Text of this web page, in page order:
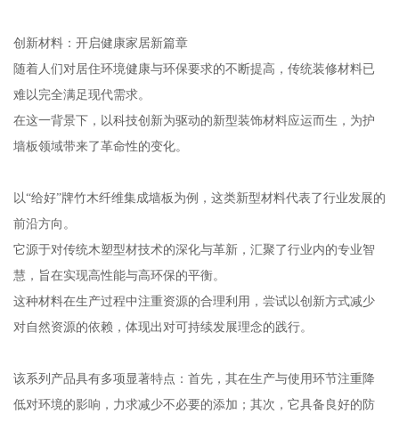
创新材料：开启健康家居新篇章
随着人们对居住环境健康与环保要求的不断提高，传统装修材料已
难以完全满足现代需求。
在这一背景下，以科技创新为驱动的新型装饰材料应运而生，为护
墙板领域带来了革命性的变化。
以“给好”牌竹木纤维集成墙板为例，这类新型材料代表了行业发展的
前沿方向。
它源于对传统木塑型材技术的深化与革新，汇聚了行业内的专业智
慧，旨在实现高性能与高环保的平衡。
这种材料在生产过程中注重资源的合理利用，尝试以创新方式减少
对自然资源的依赖，体现出对可持续发展理念的践行。
该系列产品具有多项显著特点：首先，其在生产与使用环节注重降
低对环境的影响，力求减少不必要的添加；其次，它具备良好的防